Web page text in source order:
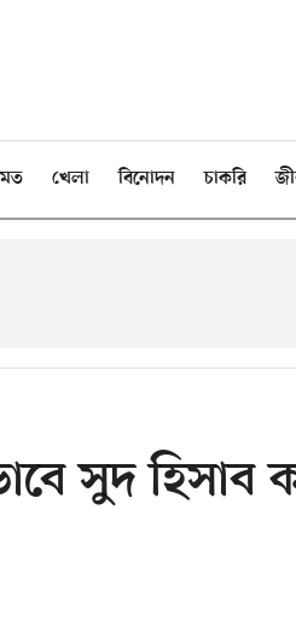
খেলা বিনোদন চাকরি
সুদ হিসাব